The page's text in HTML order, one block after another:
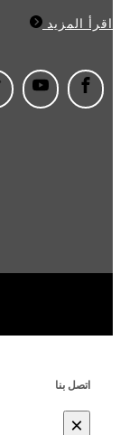
اقرأ المزيد
اتصل بنا
×